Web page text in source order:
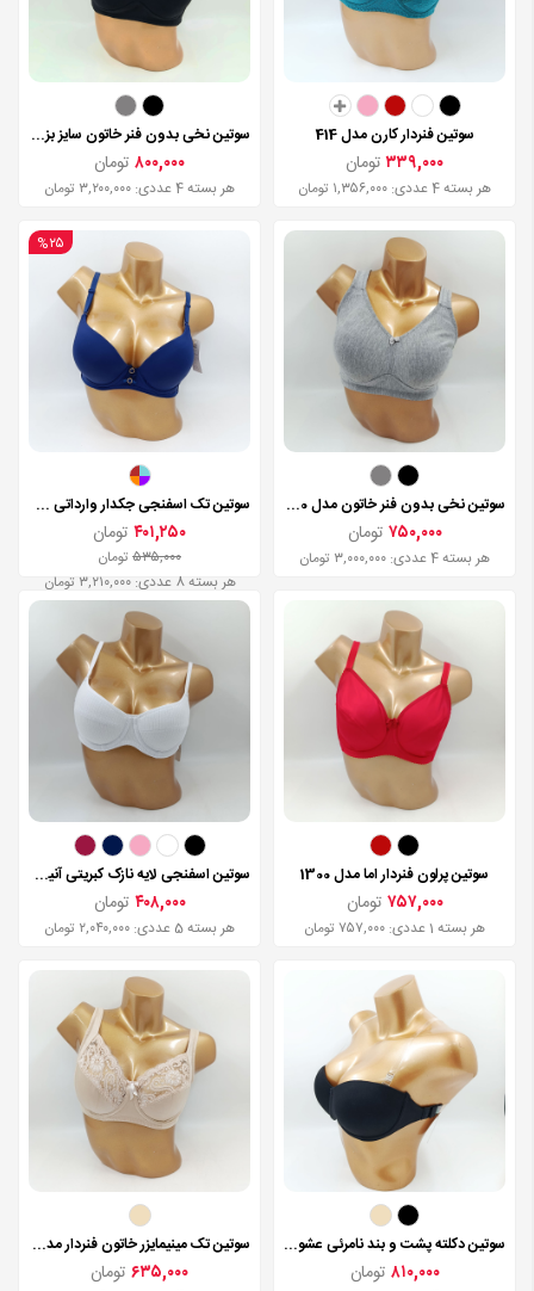
سوتین فنردار کارن مدل 414
۳۳۹,۰۰۰تومان
هر بسته 4 عددی: ۱,۳۵۶,۰۰۰ تومان
سوتین نخی بدون فنر خاتون سایز بزرگ مدل 360
۸۰۰,۰۰۰ تومان
هر بسته 4 عددی: ۳,۲۰۰,۰۰۰ تومان
سوتین نخی بدون فنر خاتون مدل 360
۷۵۰,۰۰۰ تومان
هر بسته 4 عددی: ۳,۰۰۰,۰۰۰ تومان
%۲۵
سوتین تک اسفنجی جکدار وارداتی چینی مدل 0704
۴۰۱,۲۵۰ تومان
۵۳۵,۰۰۰ تومان
هر بسته 8 عددی: ۳,۲۱۰,۰۰۰ تومان
سوتین پرلون فنردار اما مدل 1300
۷۵۷,۰۰۰ تومان
هر بسته 1 عددی: ۷۵۷,۰۰۰ تومان
سوتین اسفنجی لایه نازک کبریتی آنیت مدل 20252
۴۰۸,۰۰۰ تومان
هر بسته 5 عددی: ۲,۰۴۰,۰۰۰ تومان
سوتین دکلته پشت و بند نامرئی عشوه مدل 715
۸۱۰,۰۰۰ تومان
سوتین تک مینیمایزر خاتون فنردار مدل 2100
۶۳۵,۰۰۰ تومان